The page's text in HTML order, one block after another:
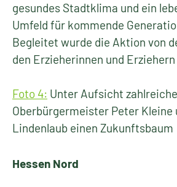
gesundes Stadtklima und ein
Umfeld für kommende
Begleitet wurde die Aktion von
den Erzieherinnen und
Foto 4: Unter Aufsicht
Oberbürgermeister Peter Kleine
Lindenlaub einen Zukunftsbaum
Hessen Nord